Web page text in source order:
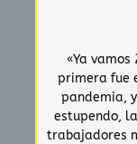
«Ya
primera fue
pandemia,
estupendo,
trabajadores